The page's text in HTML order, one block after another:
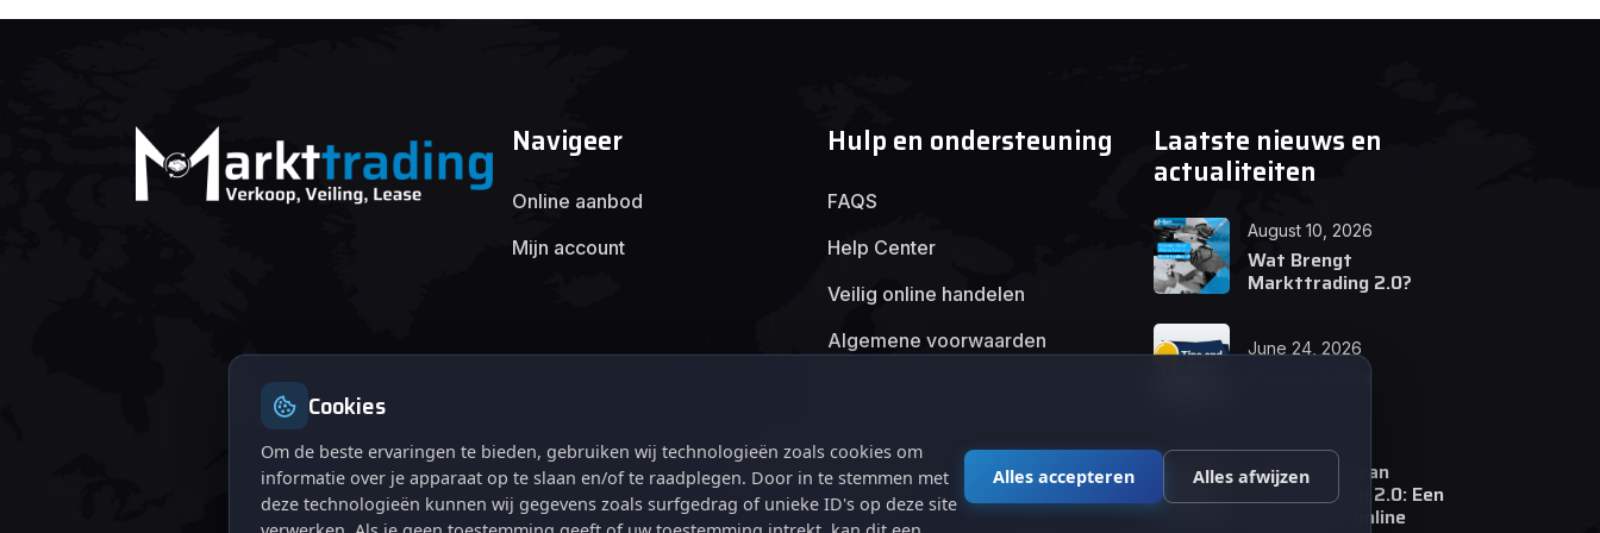
Navigeer
Online aanbod
Mijn account
Hulp en ondersteuning
FAQS
Help Center
Veilig online handelen
Algemene voorwaarden
Laatste nieuws en
actualiteiten
August 10, 2026
Wat Brengt
Markttrading 2.0?
June 24, 2026
De opkomst van
Markttrading 2.0: Een
revolutie in online
Cookies
Om de beste ervaringen te bieden, gebruiken wij technologieën zoals cookies om
informatie over je apparaat op te slaan en/of te raadplegen. Door in te stemmen met
deze technologieën kunnen wij gegevens zoals surfgedrag of unieke ID's op deze site
Alles accepteren Alles afwijzen